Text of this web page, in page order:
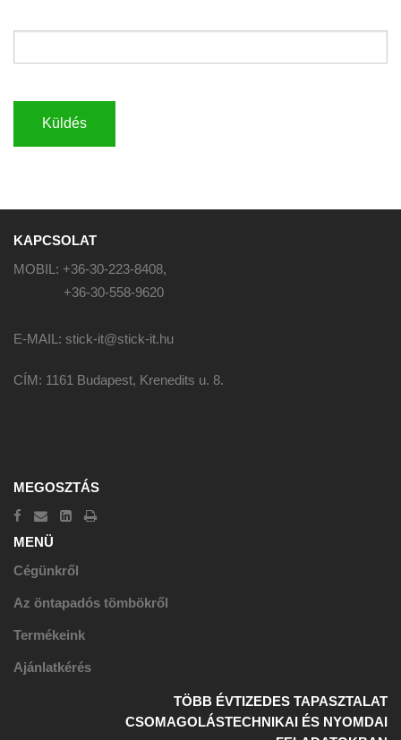
Küldés
KAPCSOLAT
MOBIL: +36-30-223-8408,
+36-30-558-9620
E-MAIL: stick-it@stick-it.hu
CÍM: 1161 Budapest, Krenedits u. 8.
MEGOSZTÁS
MENÜ
Cégünkről
Az öntapadós tömbökről
Termékeink
Ajánlatkérés
TÖBB ÉVTIZEDES TAPASZTALAT
CSOMAGOLÁSTECHNIKAI ÉS NYOMDAI